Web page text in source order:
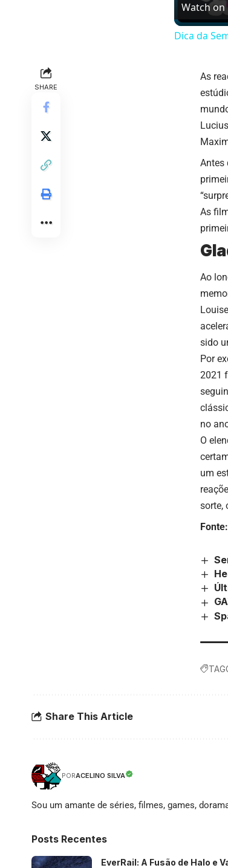
Watch on
Dica da
SHARE
As
Antes
As
Ao
sido
Por
2021
no
O
um
sorte,
Fonte:
Share This Article
PORACELINO SILVA
Sou um amante de séries, filmes, games,
Posts Recentes
EverRail: A Fusão de Halo e